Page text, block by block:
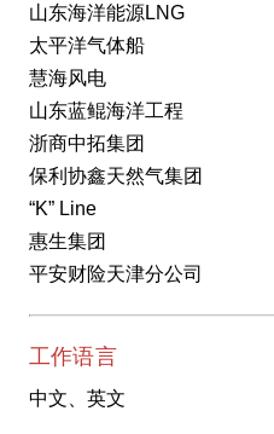
山东海洋能源LNG
太平洋气体船
慧海风电
山东蓝鲲海洋工程
浙商中拓集团
保利协鑫天然气集团
“K” Line
惠生集团
平安财险天津分公司
工作语言
中文、英文